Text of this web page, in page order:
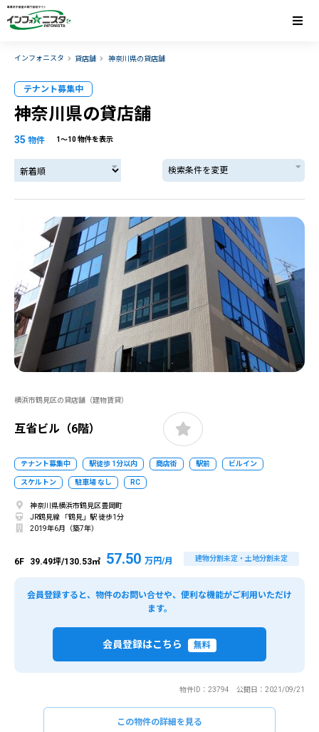
インフォニスタ 貸店舗 神奈川県の貸店舗
テナント募集中
神奈川県の貸店舗
35 物件 1〜10 物件を表示
検索条件を変更
横浜市鶴見区の貸店舗（建物賃貸）
互省ビル（6階）
テナント募集中 駅徒歩 1分以内 商店街 駅前 ビルイン
スケルトン 駐車場 なし RC
神奈川県横浜市鶴見区豊岡町
JR鶴見線 「鶴見」駅 徒歩1分
2019年6月（築7年）
6F 39.49坪/130.53㎡ 57.50 万円/月 建物分割未定・土地分割未定
会員登録すると、物件のお問い合せや、便利な機能がご利用いただけ
ます。
会員登録はこちら 無料
物件ID：23794 公開日：2021/09/21
この物件の詳細を見る